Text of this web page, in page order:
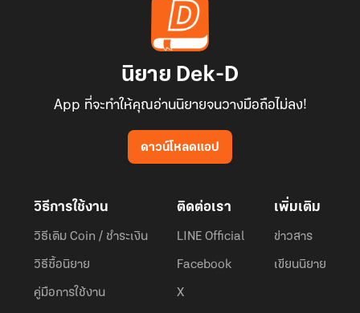
นิยาย Dek-D
App ที่จะทำให้คุณอ่านนิยายจนวางมือถือไม่ลง!
ดาวน์โหลดแอป
วิธีการใช้งาน
วิธีเติม Coin / ชำระเงิน
วิธีซื้อนิยาย
คู่มือการใช้งาน
ติดต่อเรา
LINE Official
Facebook
X
เพิ่มเติม
ข่าวสาร
เขียนนิยาย